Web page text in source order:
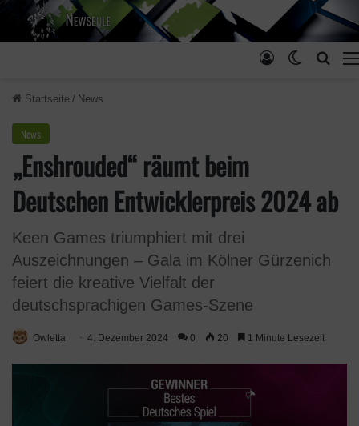
Skin
Anmelden
Startseite / News
News
„Enshrouded“ räumt beim
Deutschen Entwicklerpreis 2024 ab
Keen Games triumphiert mit drei
Auszeichnungen – Gala im Kölner Gürzenich
feiert die kreative Vielfalt der
deutschsprachigen Games-Szene
Owletta 4. Dezember 2024 0 20 1 Minute Lesezeit